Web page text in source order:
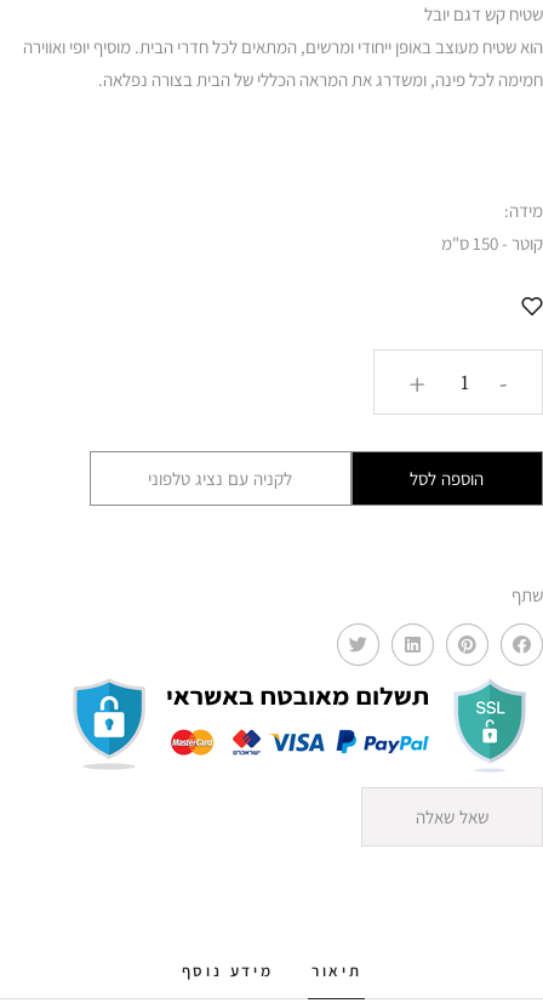
שטיח קש דגם יובל
הוא שטיח מעוצב באופן ייחודי ומרשים, המתאים לכל חדרי הבית. מוסיף יופי ואווירה
חמימה לכל פינה, ומשדרג את המראה הכללי של הבית בצורה נפלאה.
מידה:
קוטר - 150 ס"מ
-
+
הוספה לסל לקניה עם נציג טלפוני
שתף
שאל שאלה
תיאור מידע נוסף